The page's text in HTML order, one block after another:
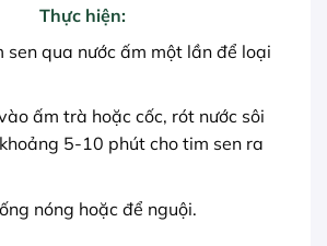
Thực hiện:
sen qua nước ấm một lần để loại
ấm trà hoặc cốc, rót nước sôi
5-10 phút cho tim sen ra
nóng hoặc để nguội.